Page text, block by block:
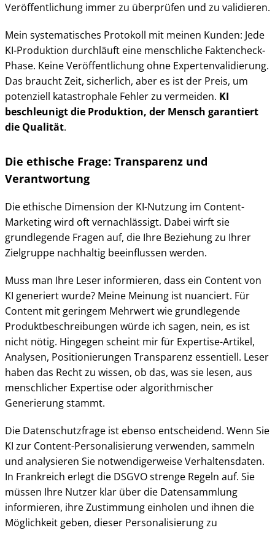
Veröffentlichung immer zu überprüfen und zu validieren.
Mein systematisches Protokoll mit meinen Kunden: Jede
KI-Produktion durchläuft eine menschliche Faktencheck-
Phase. Keine Veröffentlichung ohne Expertenvalidierung.
Das braucht Zeit, sicherlich, aber es ist der Preis, um
potenziell katastrophale Fehler zu vermeiden. KI
beschleunigt die Produktion, der Mensch garantiert
die Qualität.
Die ethische Frage: Transparenz und
Verantwortung
Die ethische Dimension der KI-Nutzung im Content-
Marketing wird oft vernachlässigt. Dabei wirft sie
grundlegende Fragen auf, die Ihre Beziehung zu Ihrer
Zielgruppe nachhaltig beeinflussen werden.
Muss man Ihre Leser informieren, dass ein Content von
KI generiert wurde? Meine Meinung ist nuanciert. Für
Content mit geringem Mehrwert wie grundlegende
Produktbeschreibungen würde ich sagen, nein, es ist
nicht nötig. Hingegen scheint mir für Expertise-Artikel,
Analysen, Positionierungen Transparenz essentiell. Leser
haben das Recht zu wissen, ob das, was sie lesen, aus
menschlicher Expertise oder algorithmischer
Generierung stammt.
Die Datenschutzfrage ist ebenso entscheidend. Wenn Sie
KI zur Content-Personalisierung verwenden, sammeln
und analysieren Sie notwendigerweise Verhaltensdaten.
In Frankreich erlegt die DSGVO strenge Regeln auf. Sie
müssen Ihre Nutzer klar über die Datensammlung
informieren, ihre Zustimmung einholen und ihnen die
Möglichkeit geben, dieser Personalisierung zu